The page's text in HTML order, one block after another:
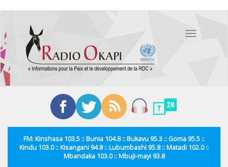
contenu
principal
Toggle
FM: Kinshasa 103.5 :: Bunia 104.8 :: Bukavu 95.3 :: Goma 95.5 ::
Kindu 103.0 :: Kisangani 94.8 :: Lubumbashi 95.8 :: Matadi 102.0 ::
Mbandaka 103.0 :: Mbuji-mayi 93.8